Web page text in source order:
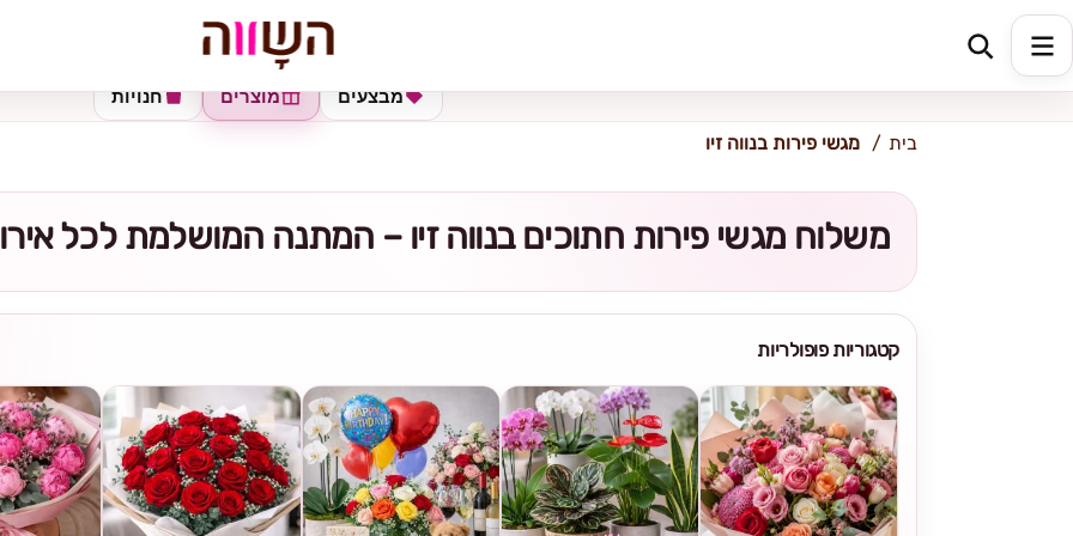
כתובת למשלוח
חנויות מוצרים מבצעים
בית מגשי פירות בנווה זיו
משלוח מגשי פירות חתוכים בנווה זיו – המתנה המושלמת לכל
קטגוריות פופולריות